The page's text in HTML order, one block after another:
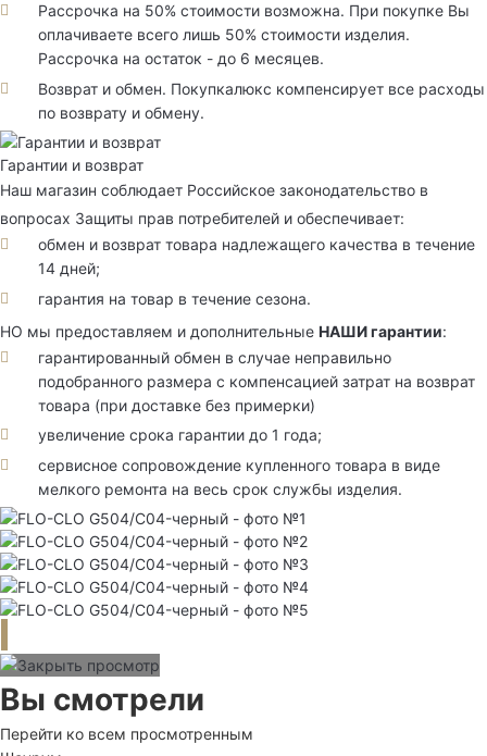
Рассрочка на 50% стоимости возможна. При покупке Вы
оплачиваете всего лишь 50% стоимости изделия.
Рассрочка на остаток - до 6 месяцев.
Возврат и обмен. Покупкалюкс компенсирует все расходы
по возврату и обмену.
Гарантии и возврат
Наш магазин соблюдает Российское законодательство в
вопросах Защиты прав потребителей и обеспечивает:
обмен и возврат товара надлежащего качества в течение
14 дней;
гарантия на товар в течение сезона.
НО мы предоставляем и дополнительные НАШИ гарантии:
гарантированный обмен в случае неправильно
подобранного размера с компенсацией затрат на возврат
товара (при доставке без примерки)
увеличение срока гарантии до 1 года;
сервисное сопровождение купленного товара в виде
мелкого ремонта на весь срок службы изделия.
Вы смотрели
Перейти ко всем просмотренным